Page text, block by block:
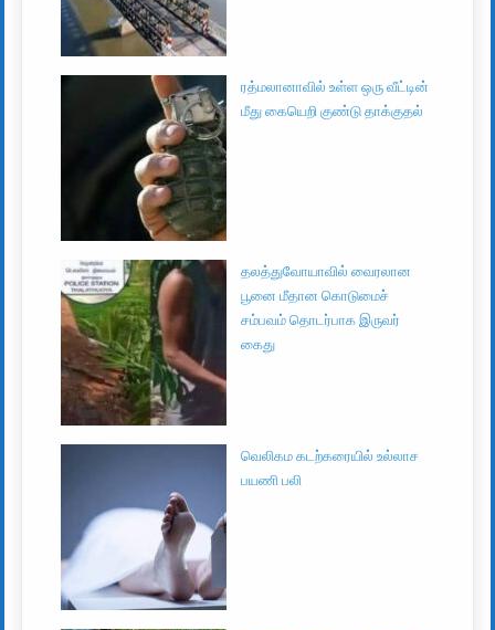
ரத்மலானாவில் உள்ள ஒரு வீட்டின்
மீது கையெறி குண்டு தாக்குதல்
தலத்துவோயாவில் வைரலான
பூனை மீதான கொடுமைச்
சம்பவம் தொடர்பாக இருவர்
கைது
வெலிகம கடற்கரையில் உல்லாச
பயணி பலி